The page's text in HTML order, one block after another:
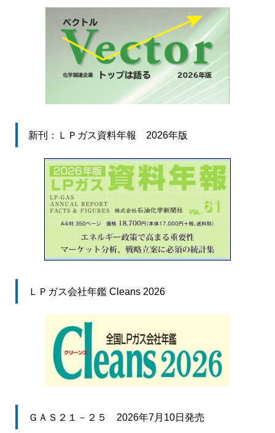
新刊：ＬＰガス資料年報 2026年版
ＬＰガス会社年鑑 Cleans 2026
ＧＡＳ２１－２５ 2026年7月10日発売